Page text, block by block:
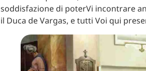
soddisfazione di poterVi incontrare
il Duca de Vargas, e tutti Voi qui